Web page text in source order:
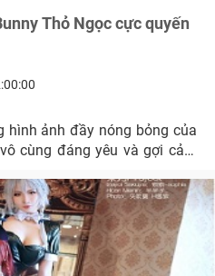
Thỏ Ngọc cực quyến
hình ảnh đầy nóng bỏng của
cùng đáng yêu và gợi cảm